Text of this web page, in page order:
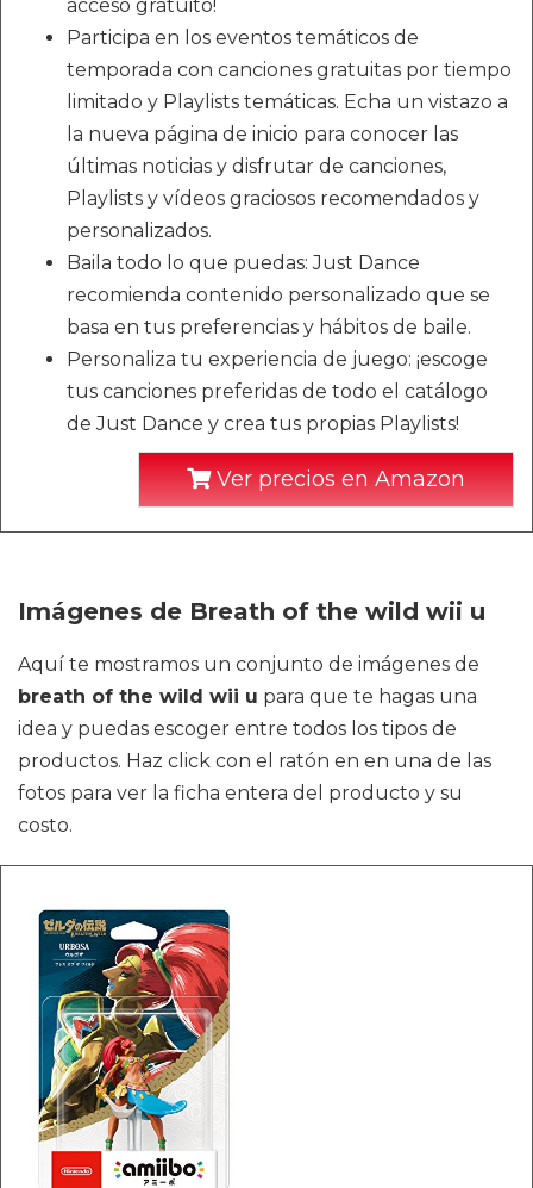
acceso gratuito!
Participa en los eventos temáticos de
temporada con canciones gratuitas por tiempo
limitado y Playlists temáticas. Echa un vistazo a
la nueva página de inicio para conocer las
últimas noticias y disfrutar de canciones,
Playlists y vídeos graciosos recomendados y
personalizados.
Baila todo lo que puedas: Just Dance
recomienda contenido personalizado que se
basa en tus preferencias y hábitos de baile.
Personaliza tu experiencia de juego: ¡escoge
tus canciones preferidas de todo el catálogo
de Just Dance y crea tus propias Playlists!
Ver precios en Amazon
Imágenes de Breath of the wild wii u
Aquí te mostramos un conjunto de imágenes de
breath of the wild wii u para que te hagas una
idea y puedas escoger entre todos los tipos de
productos. Haz click con el ratón en en una de las
fotos para ver la ficha entera del producto y su
costo.